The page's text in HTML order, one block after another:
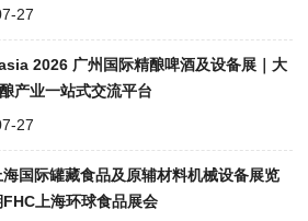
27
2026 广州国际精酿啤酒及设备展｜大
产业一站式交流平台
27
国际罐藏食品及原辅材料机械设备展览
上海环球食品展会